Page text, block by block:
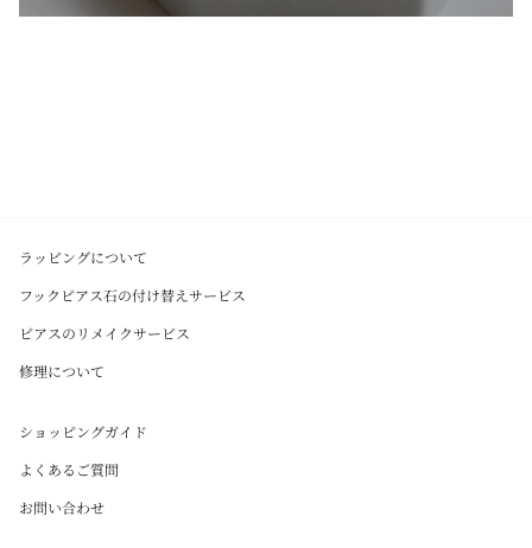
ラッピングについて
フックピアス石の付け替えサービス
ピアスのリメイクサービス
修理について
ショッピングガイド
よくあるご質問
お問い合わせ